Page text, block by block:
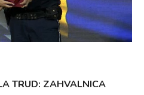
TRUD: ZAHVALNICA